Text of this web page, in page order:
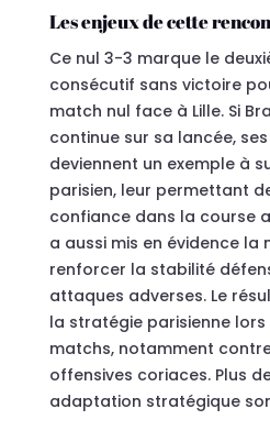
Les enjeux de cette
Ce nul 3-3 marque le
consécutif sans victoire
match nul face à Lille. Si
continue sur sa lancée,
deviennent un exemple à
parisien, leur permettant
confiance dans la course
a aussi mis en évidence la
renforcer la stabilité
attaques adverses. Le
la stratégie parisienne
matchs, notamment
offensives coriaces. Plus
adaptation stratégique